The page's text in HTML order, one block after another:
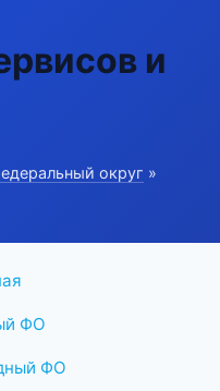
и
округ »
ФО
ФО